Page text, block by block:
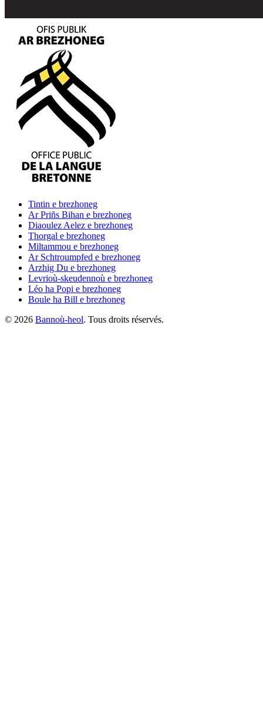
Tintin e brezhoneg
Ar Priñs Bihan e brezhoneg
Diaoulez Aelez e brezhoneg
Thorgal e brezhoneg
Miltammou e brezhoneg
Ar Schtroumpfed e brezhoneg
Arzhig Du e brezhoneg
Levrioù-skeudennoù e brezhoneg
Léo ha Popi e brezhoneg
Boule ha Bill e brezhoneg
© 2026 Bannoù-heol. Tous droits réservés.